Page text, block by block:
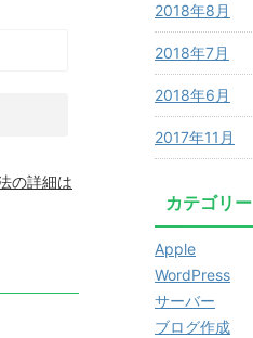
の詳細は
2018年8月
2018年7月
2018年6月
2017年11月
カテゴリー
Apple
WordPress
サーバー
ブログ作成